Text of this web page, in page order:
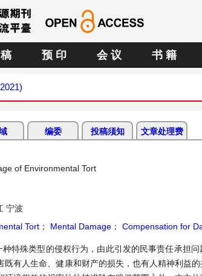
预 印 会 议 书 籍
编委 投稿须知 文章处理费
of Environmental Tort
宁波
Tort ； Mental Damage ； Compensation for
特殊类型的侵权行为，由此引发的民事责任承担
有人生命、健康和财产的损失，也有人精神利益